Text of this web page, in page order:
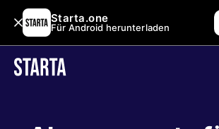
Starta.one
Für Android herunterladen